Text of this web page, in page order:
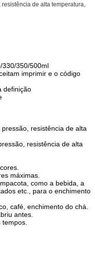
de alta temperatura,
330/350/500ml
imprimir e o código
definição
resistência de alta
resistência de alta
máximas.
como a bebida, a
etc., para o enchimento
café, enchimento do chá.
antes.